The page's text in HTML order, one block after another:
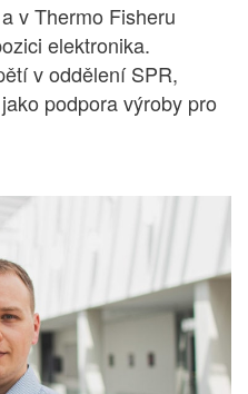
v Thermo Fisheru
elektronika.
v oddělení SPR,
podpora výroby pro